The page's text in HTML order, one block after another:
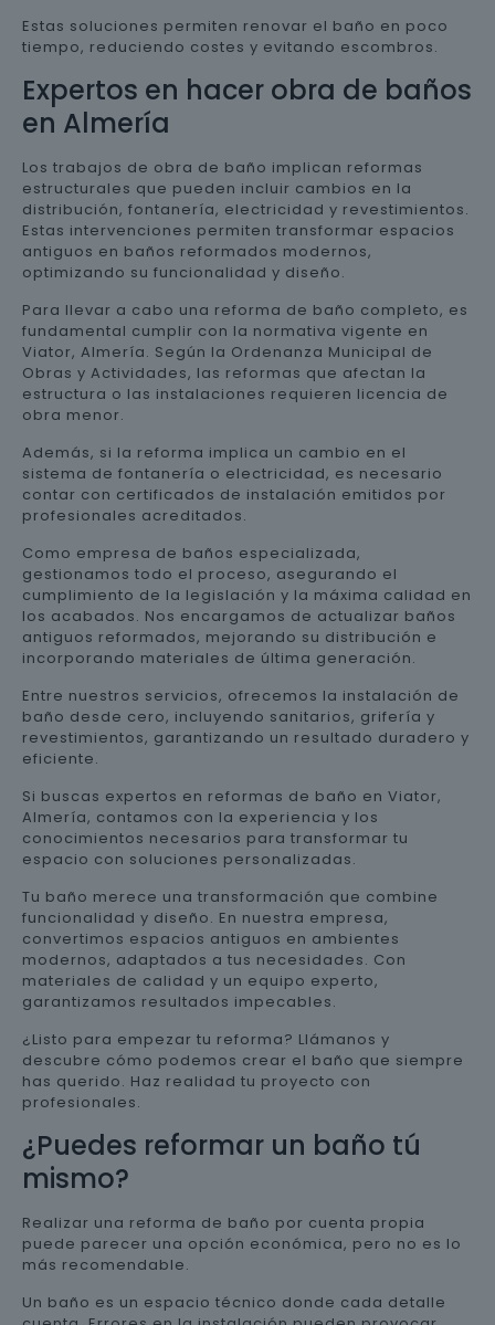
Estas soluciones permiten renovar el baño en poco
tiempo, reduciendo costes y evitando escombros.
Expertos en hacer obra de baños
en Almería
Los trabajos de obra de baño implican reformas
estructurales que pueden incluir cambios en la
distribución, fontanería, electricidad y revestimientos.
Estas intervenciones permiten transformar espacios
antiguos en baños reformados modernos,
optimizando su funcionalidad y diseño.
Para llevar a cabo una reforma de baño completo, es
fundamental cumplir con la normativa vigente en
Viator, Almería. Según la Ordenanza Municipal de
Obras y Actividades, las reformas que afectan la
estructura o las instalaciones requieren licencia de
obra menor.
Además, si la reforma implica un cambio en el
sistema de fontanería o electricidad, es necesario
contar con certificados de instalación emitidos por
profesionales acreditados.
Como empresa de baños especializada,
gestionamos todo el proceso, asegurando el
cumplimiento de la legislación y la máxima calidad en
los acabados. Nos encargamos de actualizar baños
antiguos reformados, mejorando su distribución e
incorporando materiales de última generación.
Entre nuestros servicios, ofrecemos la instalación de
baño desde cero, incluyendo sanitarios, grifería y
revestimientos, garantizando un resultado duradero y
eficiente.
Si buscas expertos en reformas de baño en Viator,
Almería, contamos con la experiencia y los
conocimientos necesarios para transformar tu
espacio con soluciones personalizadas.
Tu baño merece una transformación que combine
funcionalidad y diseño. En nuestra empresa,
convertimos espacios antiguos en ambientes
modernos, adaptados a tus necesidades. Con
materiales de calidad y un equipo experto,
garantizamos resultados impecables.
¿Listo para empezar tu reforma? Llámanos y
descubre cómo podemos crear el baño que siempre
has querido. Haz realidad tu proyecto con
profesionales.
¿Puedes reformar un baño tú
mismo?
Realizar una reforma de baño por cuenta propia
puede parecer una opción económica, pero no es lo
más recomendable.
Un baño es un espacio técnico donde cada detalle